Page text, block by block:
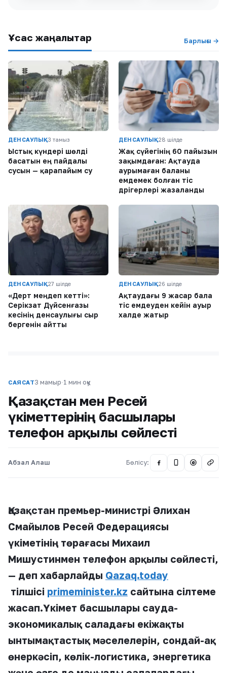
Ұқсас жаңалықтар Барлығы →
ДЕНСАУЛЫҚ3 тамыз
Ыстық күндері шөлді
басатын ең пайдалы
сусын — қарапайым су
ДЕНСАУЛЫҚ28 шілде
Жақ сүйегінің 60 пайызын
зақымдаған: Ақтауда
аурымаған баланы
емдемек болған тіс
дәрігерлері жазаланды
ДЕНСАУЛЫҚ27 шілде
«Дерт меңдеп кетті»:
Серікзат Дүйсенғазы
әкесінің денсаулығы сыр
бергенін айтты
ДЕНСАУЛЫҚ26 шілде
Ақтаудағы 9 жасар бала
тіс емдеуден кейін ауыр
халде жатыр
САЯСАТ3 мамыр·1 мин оқу
Қазақстан мен Ресей
үкіметтерінің басшылары
телефон арқылы сөйлесті
Абзал Алаш Бөлісу: @
Қазақстан премьер-министрі Әлихан
Смайылов Ресей Федерациясы
үкіметінің төрағасы Михаил
Мишустинмен телефон арқылы сөйлесті,
— деп хабарлайды Qazaq.today
тілшісі primeminister.kz сайтына сілтеме
жасап.Үкімет басшылары сауда-
экономикалық саладағы екіжақты
ынтымақтастық мәселелерін, сондай-ақ
өнеркәсіп, көлік-логистика, энергетика